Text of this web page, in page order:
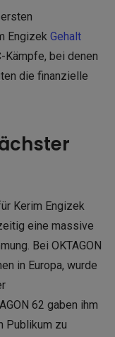
Engizek Gehalt
Kämpfe, bei denen
die finanzielle
Kerim Engizek
eine massive
Bei OKTAGON
in Europa, wurde
62 gaben ihm
Publikum zu